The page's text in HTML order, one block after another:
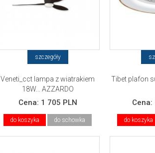
szczegóły
Veneti_cct lampa z wiatrakiem
18W... AZZARDO
Cena: 1 705 PLN
do koszyka do schowka
Tibet plafon
Cena:
do koszyka